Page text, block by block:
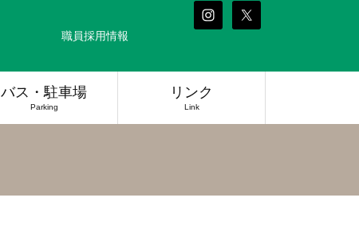
職員採用情報
バス・駐車場
Parking
リンク
Link